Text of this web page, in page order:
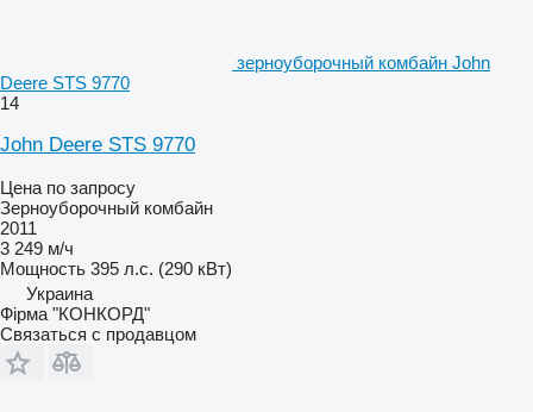
зерноуборочный комбайн John
Deere STS 9770
14
John Deere STS 9770
Цена по запросу
Зерноуборочный комбайн
2011
3 249 м/ч
Мощность 395 л.с. (290 кВт)
Украина
Фірма "КОНКОРД"
Связаться с продавцом